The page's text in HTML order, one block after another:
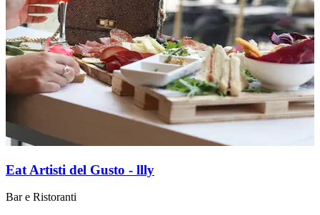
Eat Artisti del Gusto - llly
Bar e Ristoranti